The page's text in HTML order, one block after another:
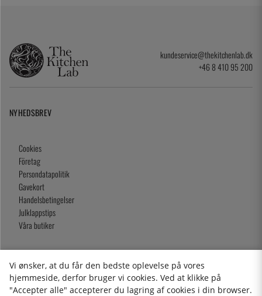
kundeservice@thekitchenlab.dk
+46 8 410 95 200
NYHEDSBREV
Cookies
Företag
Persondatapolitik
Gavekort
Handelsbetingelser
Julklappstips
Våra butiker
2026 KitchenLab AB
Vi ønsker, at du får den bedste oplevelse på vores
hjemmeside, derfor bruger vi cookies. Ved at klikke på
"Accepter alle" accepterer du lagring af cookies i din browser.